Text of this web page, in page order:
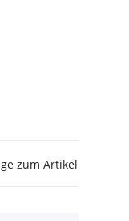
zum Artikel